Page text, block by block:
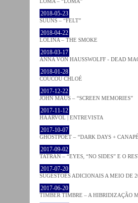
2018-05-23
SUUNS – “FELT”
2018-04-22
LOLINA – THE SMOKE
2018-03-17
ANNA VON HAUSSWOLFF - DEAD
2018-01-28
COUCOU CHLOÉ
2017-12-22
JOHN MAUS – “SCREEN MEMORIES”
2017-11-12
HAARVÖL | ENTREVISTA
2017-10-07
GHOSTPOET – “DARK DAYS +
2017-09-02
TATRAN – “EYES, “NO SIDES” E O
2017-07-20
SUGESTÕES ADICIONAIS A MEIO DE
2017-06-20
TIMBER TIMBRE – A HIBRIDIZAÇÃO